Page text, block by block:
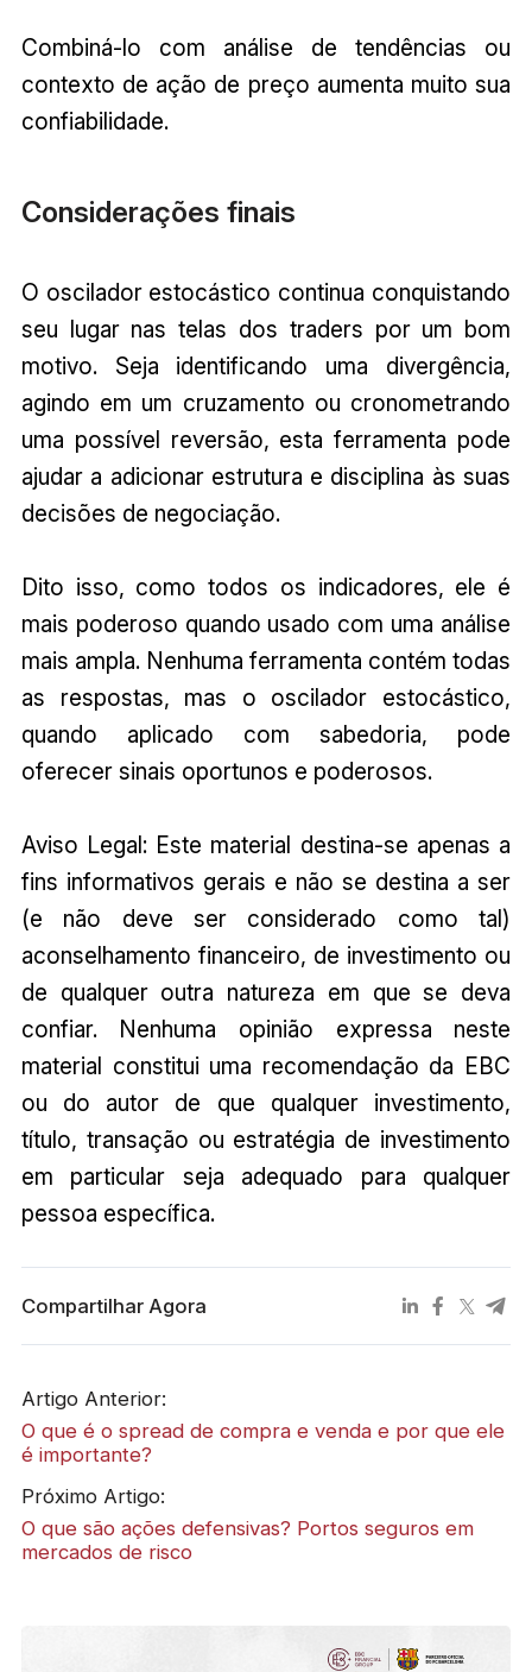
Combiná-lo com análise de tendências ou
contexto de ação de preço aumenta muito sua
confiabilidade.
Considerações finais
O oscilador estocástico continua conquistando
seu lugar nas telas dos traders por um bom
motivo. Seja identificando uma divergência,
agindo em um cruzamento ou cronometrando
uma possível reversão, esta ferramenta pode
ajudar a adicionar estrutura e disciplina às suas
decisões de negociação.
Dito isso, como todos os indicadores, ele é
mais poderoso quando usado com uma análise
mais ampla. Nenhuma ferramenta contém todas
as respostas, mas o oscilador estocástico,
quando aplicado com sabedoria, pode
oferecer sinais oportunos e poderosos.
Aviso Legal: Este material destina-se apenas a
fins informativos gerais e não se destina a ser
(e não deve ser considerado como tal)
aconselhamento financeiro, de investimento ou
de qualquer outra natureza em que se deva
confiar. Nenhuma opinião expressa neste
material constitui uma recomendação da EBC
ou do autor de que qualquer investimento,
título, transação ou estratégia de investimento
em particular seja adequado para qualquer
pessoa específica.
Compartilhar Agora
Artigo Anterior:
O que é o spread de compra e venda e por que ele
é importante?
Próximo Artigo:
O que são ações defensivas? Portos seguros em
mercados de risco